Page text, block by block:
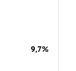
9,7%